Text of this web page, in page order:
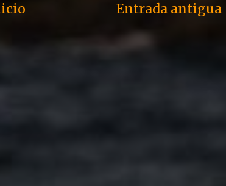
Entrada antigua